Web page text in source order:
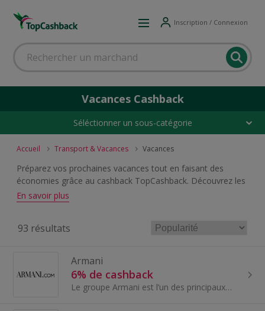
Inscription / Connexion
Vacances Cashback
Séléctionner un sous-catégorie
Accueil Transport & Vacances Vacances
Préparez vos prochaines vacances tout en faisant des
économies grâce au cashback TopCashback. Découvrez les
meilleures offres de cashback sur les hôtels, les locations de
vacances, les séjours, les agences de voyage, les vols et les
vos enseignes préférées et bénéficiez du cashback sur vos
En savoir plus
93 résultats
Armani
6% de cashback
Le groupe Armani est l’un des principaux groupes mondiaux de la mode et des produits de luxe. Elle conçoit, fabrique, distribue et revend des produ...